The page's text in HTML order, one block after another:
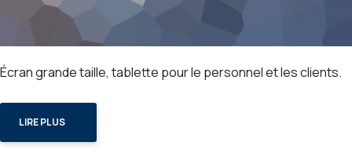
Écran grande taille, tablette pour le personnel et les clients.
LIRE PLUS